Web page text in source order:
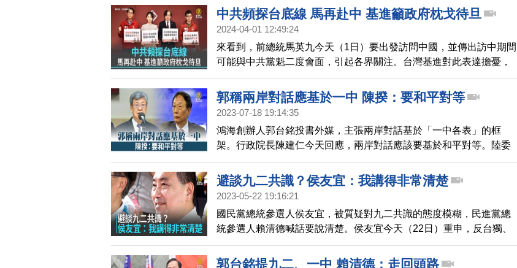
中共頻探台底線 馬再赴中 基進籲政府枕戈待旦
2024-04-01 12:49:24
來看到，前總統馬英九今天（1日）要出發訪問中國，並傳出訪中期間
可能與中共黨魁二度會面，引起各界關注。台灣基進對此表達擔憂，
召開記者會，指出台海問題沒有模糊空間，呼籲執政黨須枕戈待旦。
郭稱兩岸對話應基於一中 陳揆：要和平對等
2023-07-18 19:14:35
鴻海創辦人郭台銘投書外媒，主張兩岸對話基於「一中各表」的框
架。行政院長陳建仁今天回應，兩岸對話應該要基於和平對等。陸委
會也指出，中華民國台灣從來不是中共的一部份，兩岸互不隸屬是客
觀事實，互動也不應該設置對話前提，讓兩岸失去良性互動的契機。
避談九二共識？侯友宜：我講得非常清楚
2023-05-22 19:16:21
國民黨總統參選人侯友宜，被質疑對九二共識的態度模糊，民進黨總
統參選人賴清德喊話要說清楚。侯友宜今天（22日）重申，反台獨、
反一國兩制。
郭台銘提九二、一中 賴清德：走回頭路